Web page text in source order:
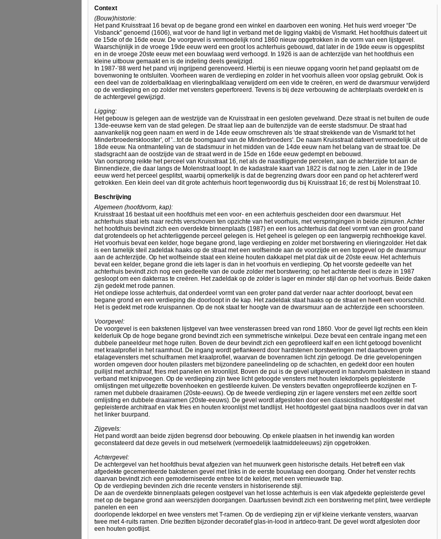
Context
(Bouw)historie:
Het pand Kruisstraat 16 bevat op de begane grond een winkel en daarboven een woning. Het huis werd vroeger “De
Visbanck” genoemd (1606), wat voor de hand ligt in verband met de ligging vlakbij de Vismarkt. Het hoofdhuis dateert uit
de 15de of de 16de eeuw. De voorgevel is vermoedelijk rond 1860 nieuw opgetrokken in de vorm van een lijstgevel.
Waarschijnlijk in de vroege 19de eeuw werd een groot los achterhuis gebouwd, dat later in de 19de eeuw is opgesplitst
en in de vroege 20ste eeuw met een bouwlaag werd verhoogd. In 1926 is aan de achterzijde van het hoofdhuis een
kleine uitbouw gemaakt en is de indeling deels gewijzigd.
In 1987-’88 werd het pand vrij ingrijpend gerenoveerd. Hierbij is een nieuwe opgang voorin het pand geplaatst om de
bovenwoning te ontsluiten. Voorheen waren de verdieping en zolder in het voorhuis alleen voor opslag gebruikt. Ook is
een deel van de zolderbalklaag en vlieringbalklaag verwijderd om een vide te creëren, en werd de dwarsmuur verwijderd
op de verdieping en op zolder met vensters geperforeerd. Tevens is bij deze verbouwing de achterplaats overdekt en is
de achtergevel gewijzigd.
Ligging:
Het gebouw is gelegen aan de westzijde van de Kruisstraat in een gesloten gevelwand. Deze straat is net buiten de oude
13de-eeuwse kern van de stad gelegen. De straat liep aan de buitenzijde van de eerste stadsmuur. De straat had
aanvankelijk nog geen naam en werd in de 14de eeuw omschreven als 'de straat strekkende van de Vismarkt tot het
Minderbroedersklooster', of '...tot de boomgaard van de Minderbroeders'. De naam Kruisstraat dateert vermoedelijk uit de
18de eeuw. Na ontmanteling van de stadsmuur in het midden van de 14de eeuw nam het belang van de straat toe. De
stadsgracht aan de oostzijde van de straat werd in de 15de en 16de eeuw gedempt en bebouwd.
Van oorsprong reikte het perceel van Kruisstraat 16, net als de naastliggende percelen, aan de achterzijde tot aan de
Binnendieze, die daar langs de Molenstraat loopt. In de kadastrale kaart van 1822 is dat nog te zien. Later in de 19de
eeuw werd het perceel gesplitst, waarbij opmerkelijk is dat de begrenzing dwars door een pand op het achtererf werd
getrokken. Een klein deel van dit grote achterhuis hoort tegenwoordig dus bij Kruisstraat 16; de rest bij Molenstraat 10.
Beschrijving
Algemeen (hoofdvorm, kap):
Kruisstraat 16 bestaat uit een hoofdhuis met een voor- en een achterhuis gescheiden door een dwarsmuur. Het
achterhuis staat iets naar rechts verschoven ten opzichte van het voorhuis, met verspringingen in beide zijmuren. Achter
het hoofdhuis bevindt zich een overdekte binnenplaats (1987) en een los achterhuis dat deel vormt van een groot pand
dat grotendeels op het achterliggende perceel gelegen is. Het geheel is gelegen op een langwerpig rechthoekige kavel.
Het voorhuis bevat een kelder, hoge begane grond, lage verdieping en zolder met borstwering en vlieringzolder. Het dak
is een tamelijk steil zadeldak haaks op de straat met een wolfseinde aan de voorzijde en een topgevel op de dwarsmuur
aan de achterzijde. Op het wolfseinde staat een kleine houten dakkapel met plat dak uit de 20ste eeuw. Het achterhuis
bevat een kelder, begane grond die iets lager is dan in het voorhuis en verdieping. Op het voorste gedeelte van het
achterhuis bevindt zich nog een gedeelte van de oude zolder met borstwering; op het achterste deel is deze in 1987
gesloopt om een dakterras te creëren. Het zadeldak op de zolder is lager en minder stijl dan op het voorhuis. Beide daken
zijn gedekt met rode pannen.
Het ondiepe losse achterhuis, dat onderdeel vormt van een groter pand dat verder naar achter doorloopt, bevat een
begane grond en een verdieping die doorloopt in de kap. Het zadeldak staat haaks op de straat en heeft een voorschild.
Het is gedekt met rode kruispannen. Op de nok staat ter hoogte van de dwarsmuur aan de achterzijde een schoorsteen.
Voorgevel:
De voorgevel is een bakstenen lijstgevel van twee vensterassen breed van rond 1860. Voor de gevel ligt rechts een klein
kelderluik Op de hoge begane grond bevindt zich een symmetrische winkelpui. Deze bevat een centrale ingang met een
dubbele paneeldeur met hoge ruiten. Boven de deur bevindt zich een geprofileerd kalf en een licht getoogd bovenlicht
met kraalprofiel in het raamhout. De ingang wordt geflankeerd door hardstenen borstweringen met daarboven grote
etalagevensters met schuiframen met kraalprofiel, waarvan de bovenramen licht zijn getoogd. De drie gevelopeningen
worden omgeven door houten pilasters met bijzondere paneelindeling op de schachten, en gedekt door een houten
puilijst met architraaf, fries met panelen en kroonlijst. Boven de pui is de gevel uitgevoerd in handvorm baksteen in staand
verband met knipvoegen. Op de verdieping zijn twee licht getoogde vensters met houten lekdorpels gepleisterde
omlijstingen met uitgezette bovenhoeken en gestileerde kuiven. De vensters bevatten ongeprofileerde kozijnen en T-
ramen met dubbele draairamen (20ste-eeuws). Op de tweede verdieping zijn er lagere vensters met een zelfde soort
omlijsting en dubbele draairamen (20ste-eeuws). De gevel wordt afgesloten door een classicistisch hoofdgestel met
gepleisterde architraaf en vlak fries en houten kroonlijst met tandlijst. Het hoofdgestel gaat bijna naadloos over in dat van
het linker buurpand.
Zijgevels:
Het pand wordt aan beide zijden begrensd door bebouwing. Op enkele plaatsen in het inwendig kan worden
geconstateerd dat deze gevels in oud metselwerk (vermoedelijk laatmiddeleeuws) zijn opgetrokken.
Achtergevel:
De achtergevel van het hoofdhuis bevat afgezien van het muurwerk geen historische details. Het betreft een vlak
afgedekte gecementeerde bakstenen gevel met links in de eerste bouwlaag een doorgang. Onder het venster rechts
daarvan bevindt zich een gemoderniseerde entree tot de kelder, met een vernieuwde trap.
Op de verdieping bevinden zich drie recente vensters in historiserende stijl.
De aan de overdekte binnenplaats gelegen oostgevel van het losse achterhuis is een vlak afgedekte gepleisterde gevel
met op de begane grond aan weerszijden doorgangen. Daartussen bevindt zich een borstwering met plint, twee verdiepte
panelen en een
doorlopende lekdorpel en twee vensters met T-ramen. Op de verdieping zijn er vijf kleine vierkante vensters, waarvan
twee met 4-ruits ramen. Drie bezitten bijzonder decoratief glas-in-lood in artdeco-trant. De gevel wordt afgesloten door
een houten gootlijst.